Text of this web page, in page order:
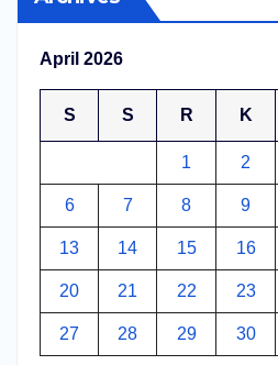
April 2026
S S R K
1 2
6 7 8 9
13 14 15 16
20 21 22 23
27 28 29 30